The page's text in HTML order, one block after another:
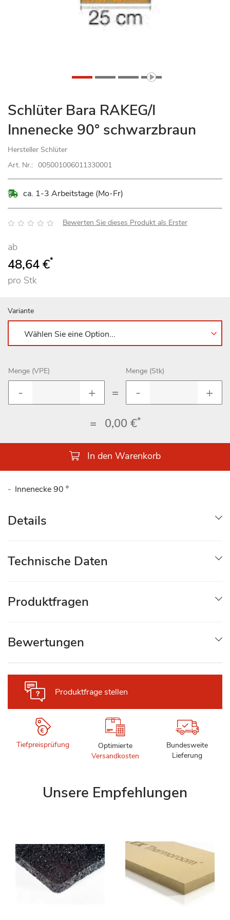
Zum
Anfang
der
springen
Schlüter Bara RAKEG/I
Innenecke 90° schwarzbraun
Hersteller Schlüter
Art. Nr.: 005001006011330001
ca. 1-3 Arbeitstage (Mo-Fr)
Bewertung: Bewerten Sie dieses Produkt als Erster
ab
48,64 €*
pro Stk
Variante
Menge (VPE)
=
Menge (Stk)
= 0,00 €*
In den Warenkorb
Innenecke 90 °
Produktfrage stellen
Tiefpreisprüfung
Optimierte
Versandkosten
Bundesweite
Lieferung
Details
Technische Daten
Produktfragen
Bewertungen
Unsere Empfehlungen